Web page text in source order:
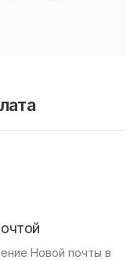
Новой почты в